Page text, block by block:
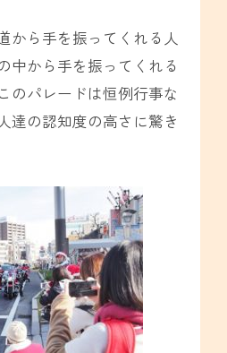
から手を振ってくれる人
中から手を振ってくれる
のパレードは恒例行事な
達の認知度の高さに驚き